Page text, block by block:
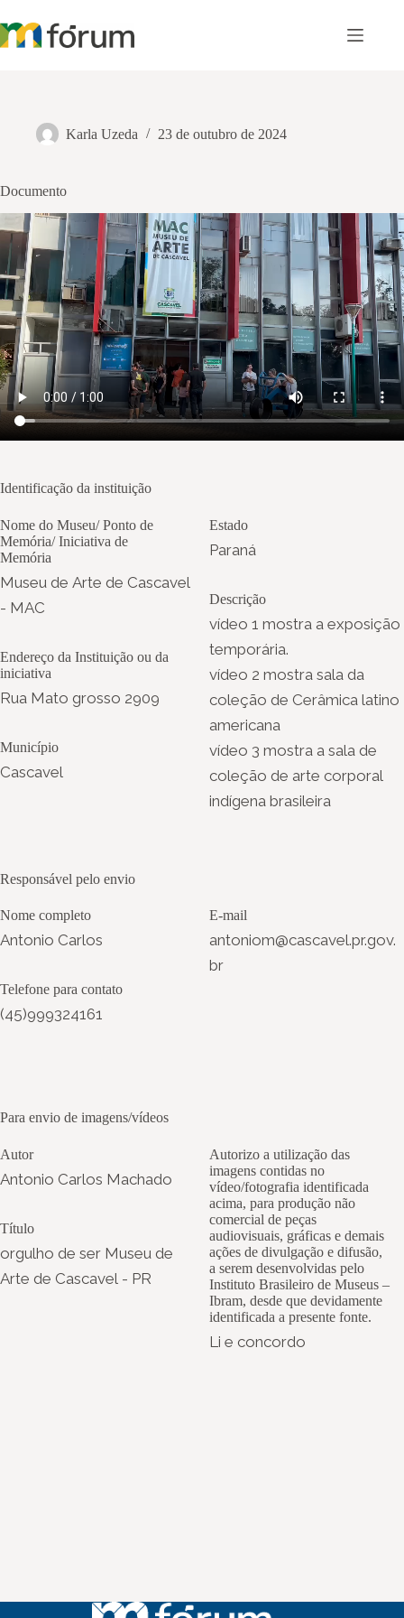
para
o
Karla Uzeda 23 de outubro de 2024
Documento
Identificação da instituição
Nome do Museu/ Ponto de
Memória/ Iniciativa de
Memória
Museu de Arte de Cascavel
- MAC
Endereço da Instituição ou da
iniciativa
Rua Mato grosso 2909
Município
Cascavel
Estado
Paraná
Descrição
vídeo 1 mostra a exposição
temporária.
vídeo 2 mostra sala da
coleção de Cerâmica latino
americana
vídeo 3 mostra a sala de
coleção de arte corporal
indígena brasileira
Responsável pelo envio
Nome completo
Antonio Carlos
Telefone para contato
(45)999324161
E-mail
antoniom@cascavel.pr.gov.
br
Para envio de imagens/vídeos
Autor
Antonio Carlos Machado
Título
orgulho de ser Museu de
Arte de Cascavel - PR
Autorizo a utilização das
imagens contidas no
vídeo/fotografia identificada
acima, para produção não
comercial de peças
audiovisuais, gráficas e demais
ações de divulgação e difusão,
a serem desenvolvidas pelo
Instituto Brasileiro de Museus –
Ibram, desde que devidamente
identificada a presente fonte.
Li e concordo